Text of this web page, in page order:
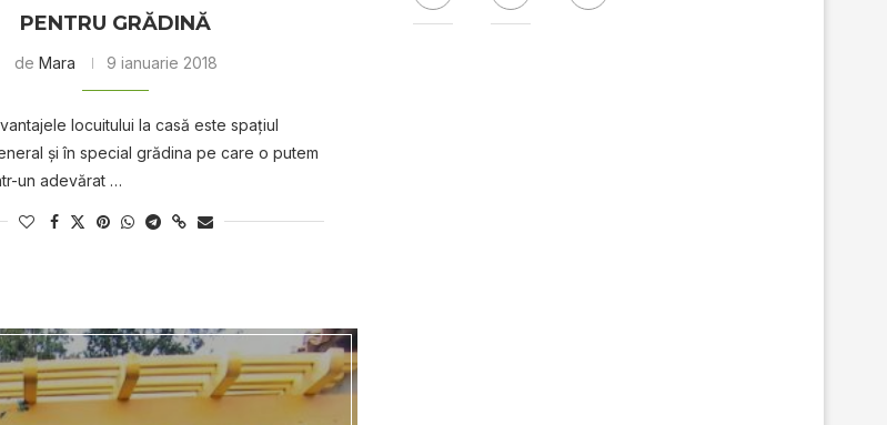
PENTRU GRĂDINĂ
de Mara 9 ianuarie 2018
locuitului la casă este spaţiul
şi în special grădina pe care o putem
un adevărat …